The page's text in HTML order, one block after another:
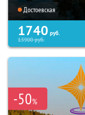
Достоевская
1740 руб.
13900руб.
-50%